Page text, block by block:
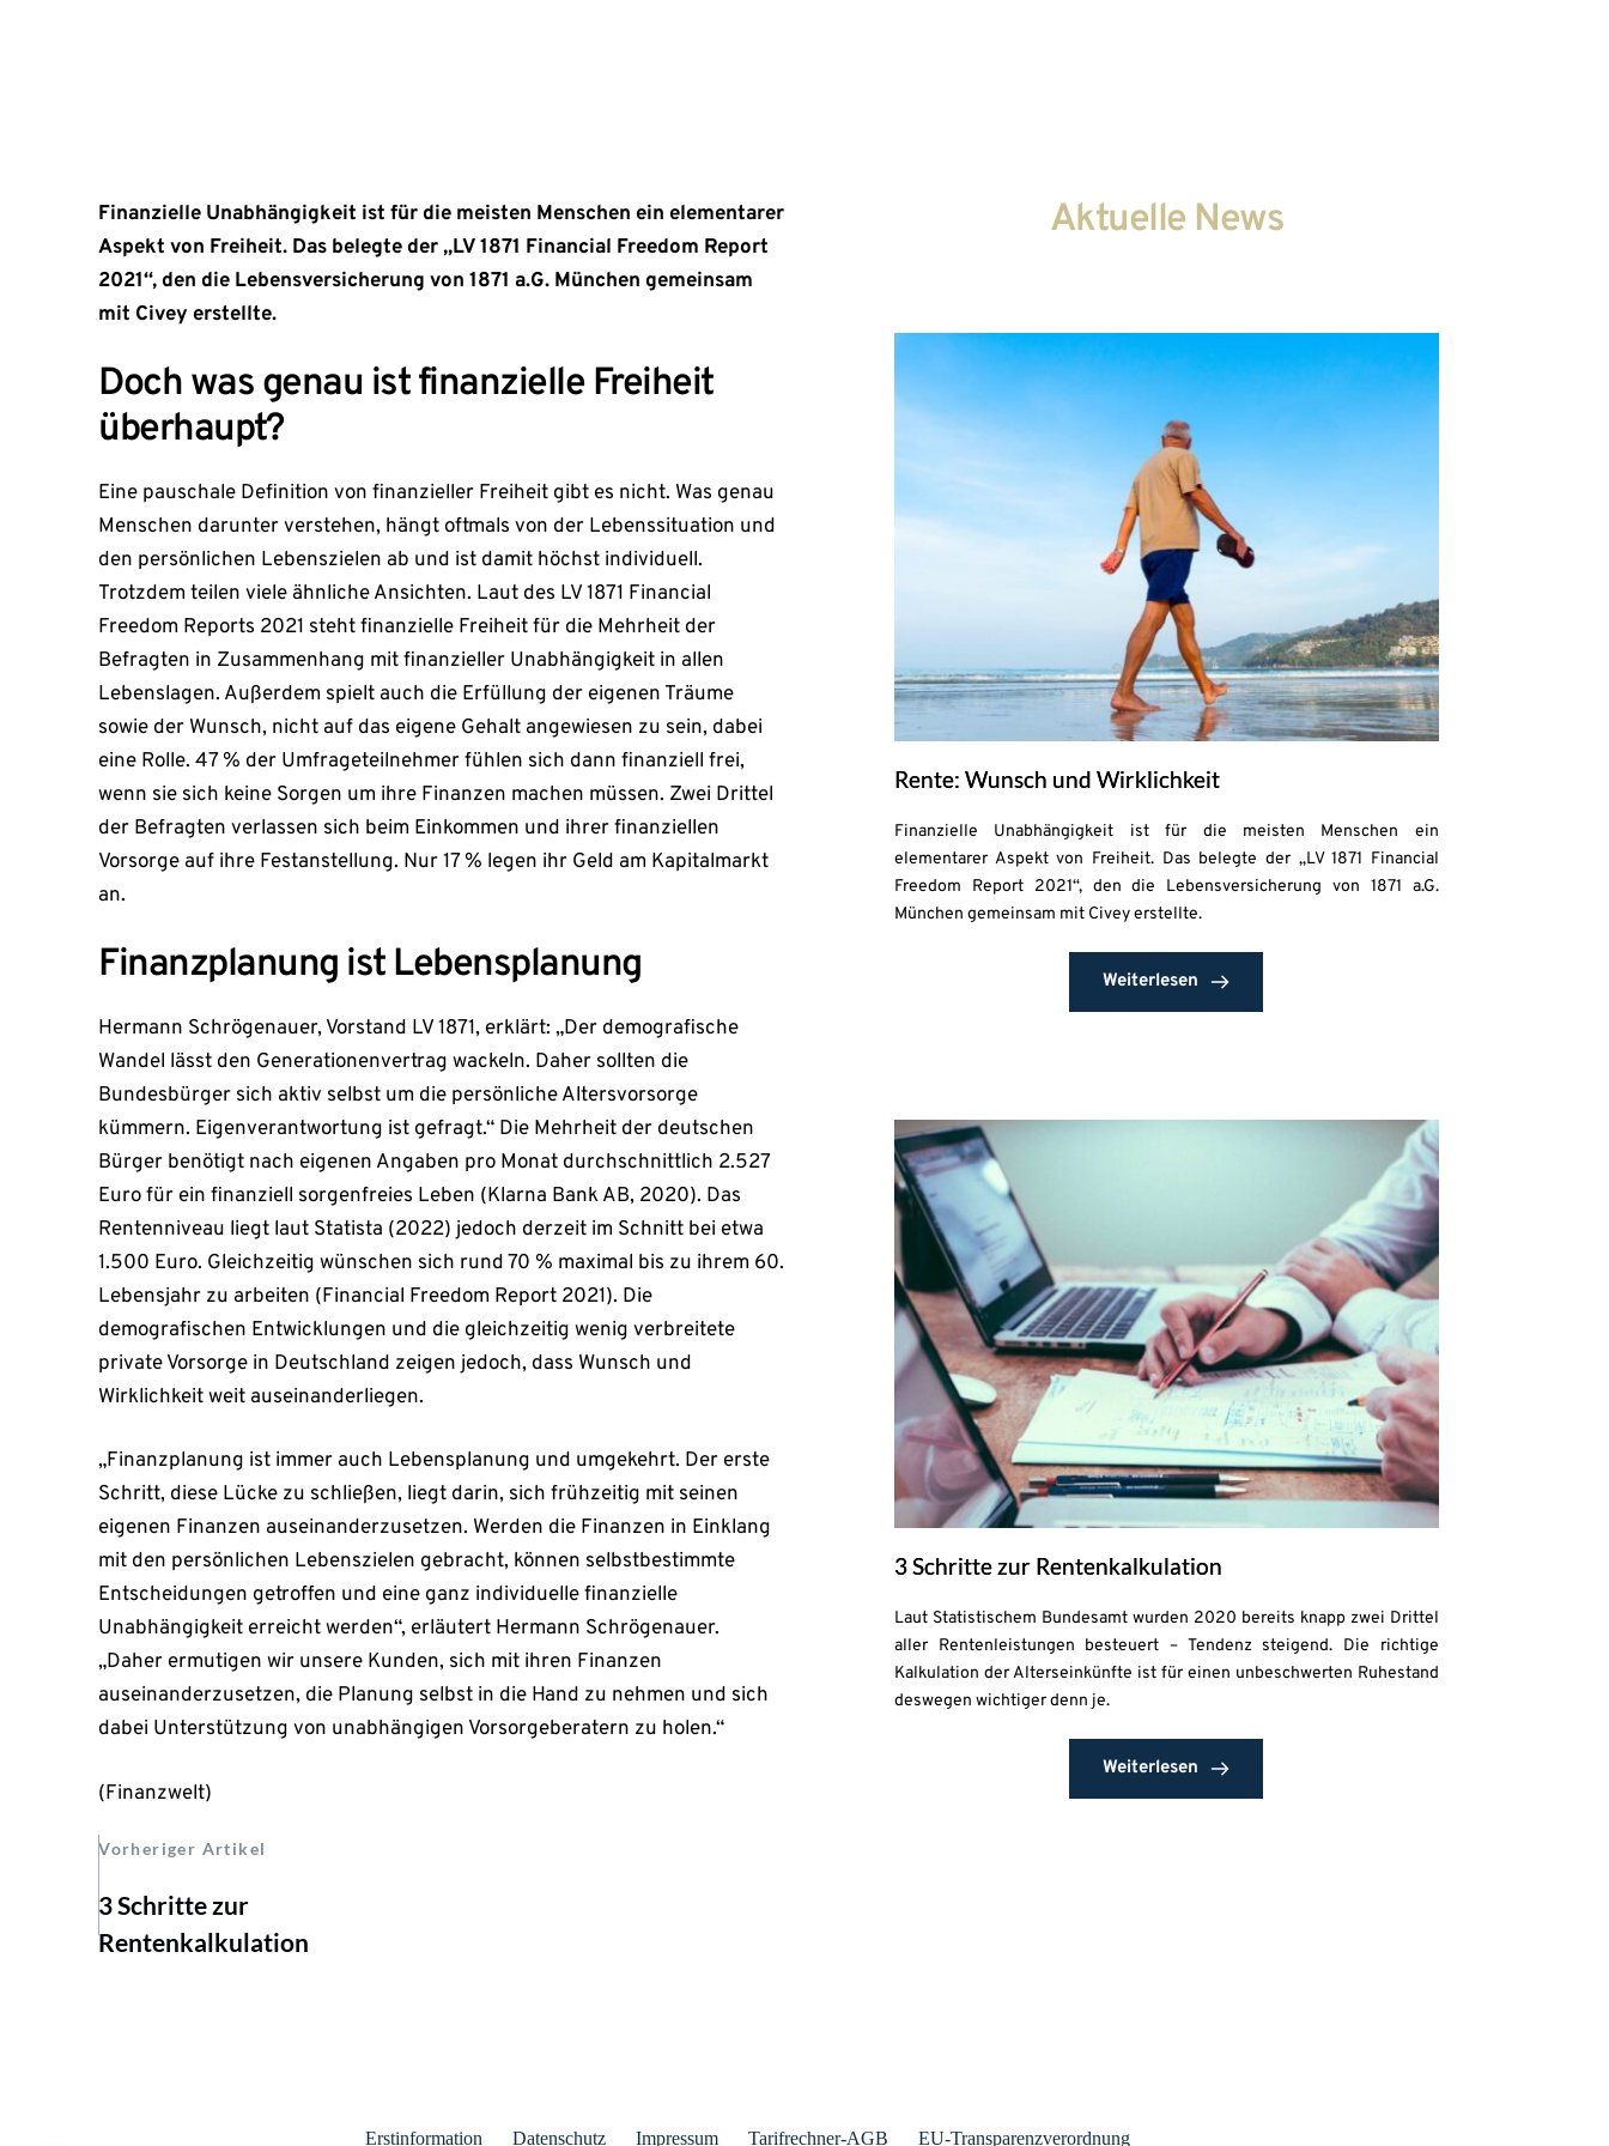
Finanzielle Unabhängigkeit ist für die meisten Menschen ein elementarer
Aspekt von Freiheit. Das belegte der „LV 1871 Financial Freedom Report
2021“, den die Lebensversicherung von 1871 a.G. München gemeinsam
mit Civey erstellte.
Doch was genau ist finanzielle Freiheit
überhaupt?
Eine pauschale Definition von finanzieller Freiheit gibt es nicht. Was genau
Menschen darunter verstehen, hängt oftmals von der Lebenssituation und
den persönlichen Lebenszielen ab und ist damit höchst individuell.
Trotzdem teilen viele ähnliche Ansichten. Laut des LV 1871 Financial
Freedom Reports 2021 steht finanzielle Freiheit für die Mehrheit der
Befragten in Zusammenhang mit finanzieller Unabhängigkeit in allen
Lebenslagen. Außerdem spielt auch die Erfüllung der eigenen Träume
sowie der Wunsch, nicht auf das eigene Gehalt angewiesen zu sein, dabei
eine Rolle. 47 % der Umfrageteilnehmer fühlen sich dann finanziell frei,
wenn sie sich keine Sorgen um ihre Finanzen machen müssen. Zwei Drittel
der Befragten verlassen sich beim Einkommen und ihrer finanziellen
Vorsorge auf ihre Festanstellung. Nur 17 % legen ihr Geld am Kapitalmarkt
an.
Finanzplanung ist Lebensplanung
Hermann Schrögenauer, Vorstand LV 1871, erklärt: „Der demografische
Wandel lässt den Generationenvertrag wackeln. Daher sollten die
Bundesbürger sich aktiv selbst um die persönliche Altersvorsorge
kümmern. Eigenverantwortung ist gefragt.“ Die Mehrheit der deutschen
Bürger benötigt nach eigenen Angaben pro Monat durchschnittlich 2.527
Euro für ein finanziell sorgenfreies Leben (Klarna Bank AB, 2020). Das
Rentenniveau liegt laut Statista (2022) jedoch derzeit im Schnitt bei etwa
1.500 Euro. Gleichzeitig wünschen sich rund 70 % maximal bis zu ihrem 60.
Lebensjahr zu arbeiten (Financial Freedom Report 2021). Die
demografischen Entwicklungen und die gleichzeitig wenig verbreitete
private Vorsorge in Deutschland zeigen jedoch, dass Wunsch und
Wirklichkeit weit auseinanderliegen.
„Finanzplanung ist immer auch Lebensplanung und umgekehrt. Der erste
Schritt, diese Lücke zu schließen, liegt darin, sich frühzeitig mit seinen
eigenen Finanzen auseinanderzusetzen. Werden die Finanzen in Einklang
mit den persönlichen Lebenszielen gebracht, können selbstbestimmte
Entscheidungen getroffen und eine ganz individuelle finanzielle
Unabhängigkeit erreicht werden“, erläutert Hermann Schrögenauer.
„Daher ermutigen wir unsere Kunden, sich mit ihren Finanzen
auseinanderzusetzen, die Planung selbst in die Hand zu nehmen und sich
dabei Unterstützung von unabhängigen Vorsorgeberatern zu holen.“
(Finanzwelt)
Vorheriger Artikel
3 Schritte zur
Rentenkalkulation
Aktuelle News
Rente: Wunsch und Wirklichkeit
Finanzielle Unabhängigkeit ist für die meisten Menschen ein
elementarer Aspekt von Freiheit. Das belegte der „LV 1871 Financial
Freedom Report 2021“, den die Lebensversicherung von 1871 a.G.
München gemeinsam mit Civey erstellte.
Weiterlesen
3 Schritte zur Rentenkalkulation
Laut Statistischem Bundesamt wurden 2020 bereits knapp zwei Drittel
aller Rentenleistungen besteuert – Tendenz steigend. Die richtige
Kalkulation der Alterseinkünfte ist für einen unbeschwerten Ruhestand
deswegen wichtiger denn je.
Weiterlesen
Erstinformation Datenschutz Impressum Tarifrechner-AGB EU-Transparenzverordnung